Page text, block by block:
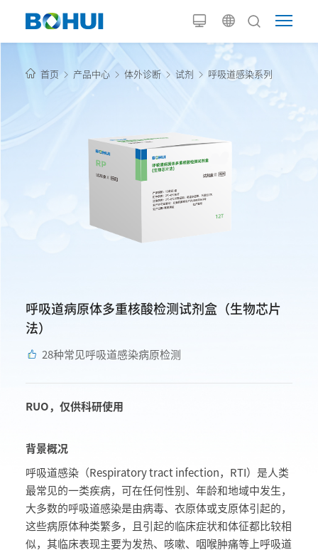
首页 产品中心 体外诊断 试剂 呼吸道感染系列
呼吸道病原体多重核酸检测试剂盒（生物芯片
法）
28种常见呼吸道感染病原检测
RUO，仅供科研使用
背景概况
呼吸道感染（Respiratory tract infection，RTI）是人类
最常见的一类疾病，可在任何性别、年龄和地域中发生，
大多数的呼吸道感染是由病毒、衣原体或支原体引起的，
这些病原体种类繁多，且引起的临床症状和体征都比较相
似，其临床表现主要为 发热、咳嗽、咽喉肿痛等上呼吸道